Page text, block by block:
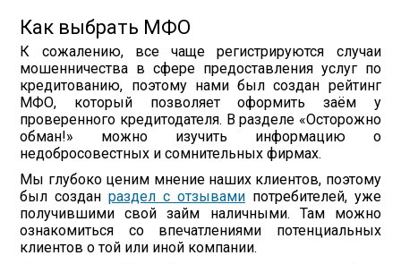
Как выбрать МФО
К сожалению, все чаще регистрируются случаи
мошенничества в сфере предоставления услуг по
кредитованию, поэтому нами был создан рейтинг
МФО, который позволяет оформить заём у
проверенного кредитодателя. В разделе «Осторожно
обман!» можно изучить информацию о
недобросовестных и сомнительных фирмах.
Мы глубоко ценим мнение наших клиентов, поэтому
был созданраздел с отзывамипотребителей, уже
получившими свой займ наличными. Там можно
ознакомиться со впечатлениями потенциальных
клиентов о той или иной компании.